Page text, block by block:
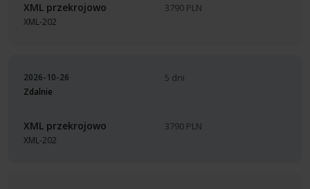
XML przekrojowo
XML-202
3790 PLN
2026-10-26
Zdalnie
XML przekrojowo
XML-202
5 dni
3790 PLN